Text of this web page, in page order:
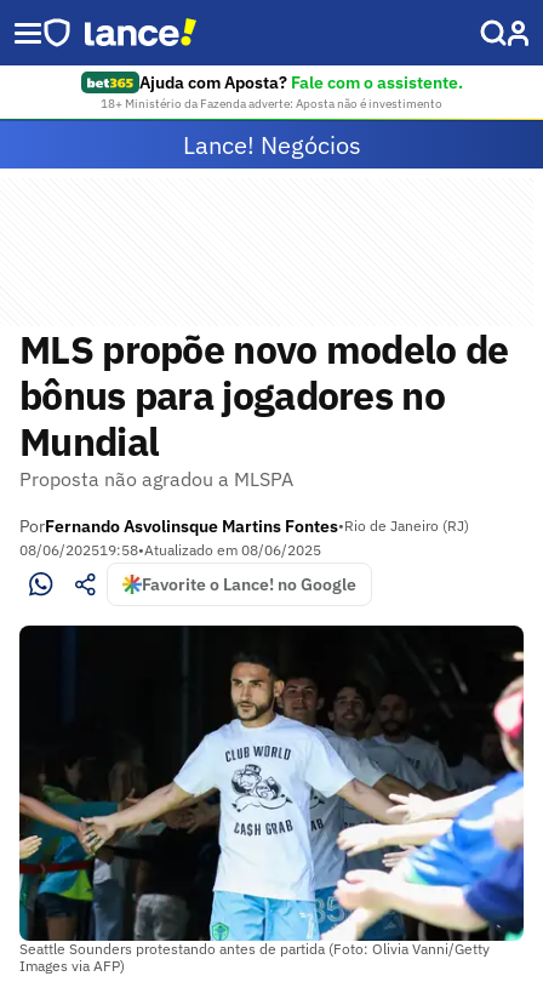
Ajuda com Aposta? Fale com o assistente.
18+ Ministério da Fazenda adverte: Aposta não é investimento
Lance! Negócios
MLS propõe novo modelo de
bônus para jogadores no
Mundial
Proposta não agradou a MLSPA
PorFernando Asvolinsque Martins Fontes•Rio de Janeiro (RJ)
08/06/202519:58•Atualizado em 08/06/2025
Favorite o Lance! no Google
Seattle Sounders protestando antes de partida (Foto: Olivia Vanni/Getty
Images via AFP)